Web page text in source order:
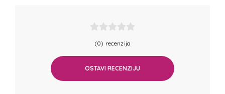
(0) recenzija
OSTAVI RECENZIJU